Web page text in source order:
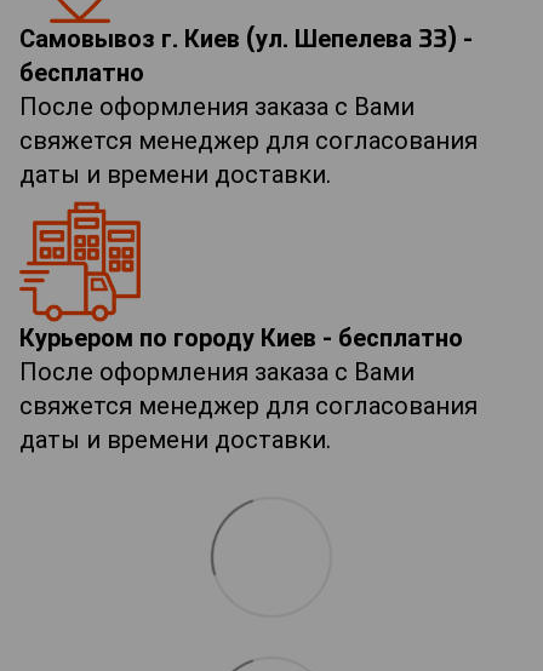
Самовывоз г. Киев (ул. Шепелева 33) -
бесплатно
После оформления заказа с Вами
свяжется менеджер для согласования
даты и времени доставки.
Курьером по городу Киев - бесплатно
После оформления заказа с Вами
свяжется менеджер для согласования
даты и времени доставки.